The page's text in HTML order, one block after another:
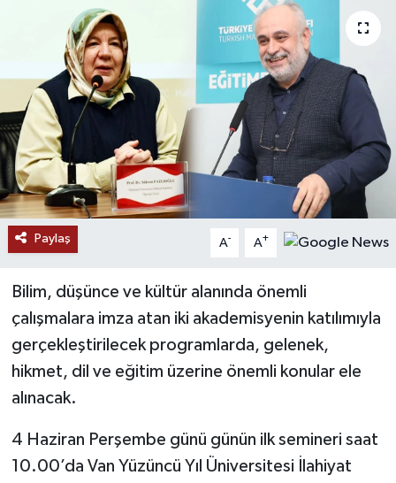
Paylaş A- A+
Bilim, düşünce ve kültür alanında önemli
çalışmalara imza atan iki akademisyenin katılımıyla
gerçekleştirilecek programlarda, gelenek,
hikmet, dil ve eğitim üzerine önemli konular ele
alınacak.
4 Haziran Perşembe günü günün ilk semineri saat
10.00’da Van Yüzüncü Yıl Üniversitesi İlahiyat